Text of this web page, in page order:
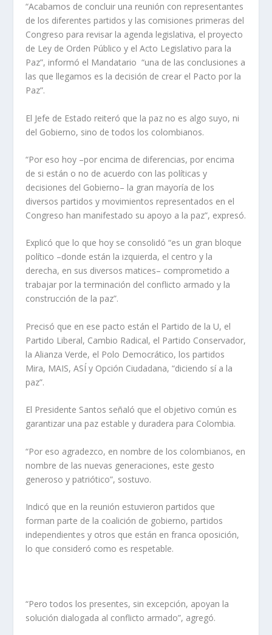
“Acabamos de concluir una reunión con representantes
de los diferentes partidos y las comisiones primeras del
Congreso para revisar la agenda legislativa, el proyecto
de Ley de Orden Público y el Acto Legislativo para la
Paz”, informó el Mandatario “una de las conclusiones a
las que llegamos es la decisión de crear el Pacto por la
Paz”.
El Jefe de Estado reiteró que la paz no es algo suyo, ni
del Gobierno, sino de todos los colombianos.
“Por eso hoy –por encima de diferencias, por encima
de si están o no de acuerdo con las políticas y
decisiones del Gobierno– la gran mayoría de los
diversos partidos y movimientos representados en el
Congreso han manifestado su apoyo a la paz”, expresó.
Explicó que lo que hoy se consolidó “es un gran bloque
político –donde están la izquierda, el centro y la
derecha, en sus diversos matices– comprometido a
trabajar por la terminación del conflicto armado y la
construcción de la paz”.
Precisó que en ese pacto están el Partido de la U, el
Partido Liberal, Cambio Radical, el Partido Conservador,
la Alianza Verde, el Polo Democrático, los partidos
Mira, MAIS, ASÍ y Opción Ciudadana, “diciendo sí a la
paz”.
El Presidente Santos señaló que el objetivo común es
garantizar una paz estable y duradera para Colombia.
“Por eso agradezco, en nombre de los colombianos, en
nombre de las nuevas generaciones, este gesto
generoso y patriótico”, sostuvo.
Indicó que en la reunión estuvieron partidos que
forman parte de la coalición de gobierno, partidos
independientes y otros que están en franca oposición,
lo que consideró como es respetable.
“Pero todos los presentes, sin excepción, apoyan la
solución dialogada al conflicto armado”, agregó.